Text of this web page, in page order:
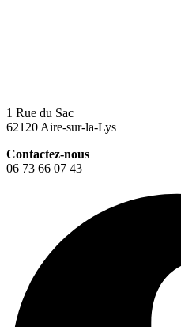
1 Rue du Sac
62120 Aire-sur-la-Lys
Contactez-nous
06 73 66 07 43